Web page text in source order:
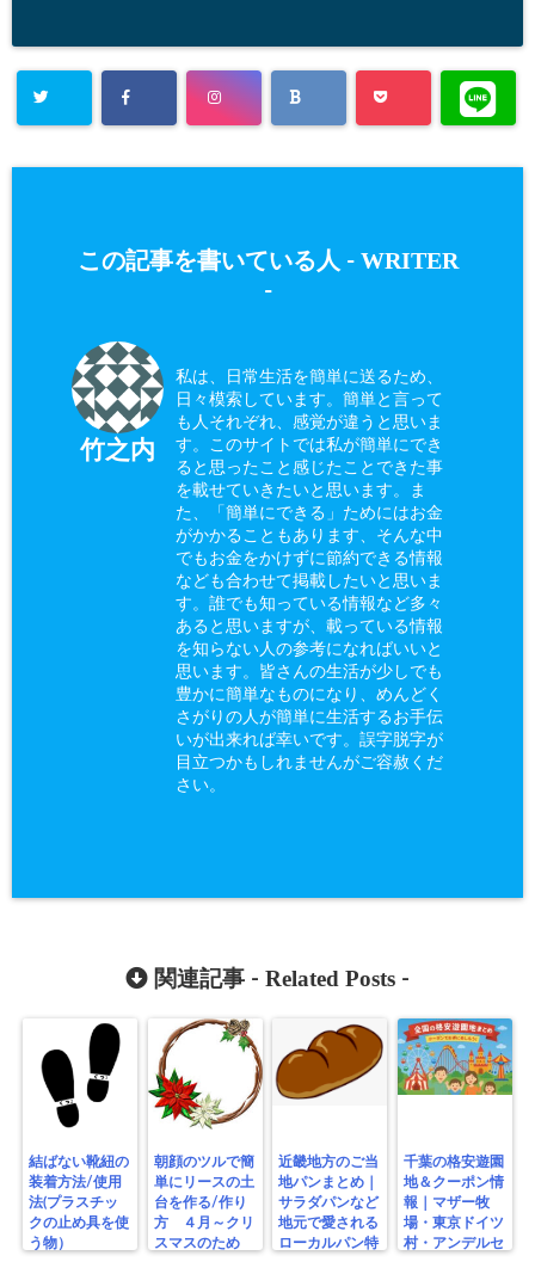
この記事を書いている人 - WRITER
-
竹之内
私は、日常生活を簡単に送るため、
日々模索しています。簡単と言って
も人それぞれ、感覚が違うと思いま
す。このサイトでは私が簡単にでき
ると思ったこと感じたことできた事
を載せていきたいと思います。ま
た、「簡単にできる」ためにはお金
がかかることもあります、そんな中
でもお金をかけずに節約できる情報
なども合わせて掲載したいと思いま
す。誰でも知っている情報など多々
あると思いますが、載っている情報
を知らない人の参考になればいいと
思います。皆さんの生活が少しでも
豊かに簡単なものになり、めんどく
さがりの人が簡単に生活するお手伝
いが出来れば幸いです。誤字脱字が
目立つかもしれませんがご容赦くだ
さい。
関連記事 - Related Posts -
結ばない靴紐の
装着方法/使用
法(プラスチッ
クの止め具を使
う物）
朝顔のツルで簡
単にリースの土
台を作る/作り
方 ４月～クリ
スマスのため
近畿地方のご当
地パンまとめ｜
サラダパンなど
地元で愛される
ローカルパン特
千葉の格安遊園
地＆クーポン情
報｜マザー牧
場・東京ドイツ
村・アンデルセ